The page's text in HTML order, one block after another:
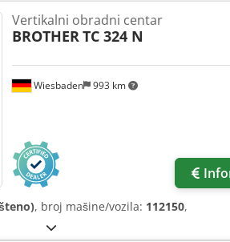
Wiesbaden 993 km
Vertikalni obradni centar
BROTHER TC 324 N
, broj mašine/vozila: 112150,